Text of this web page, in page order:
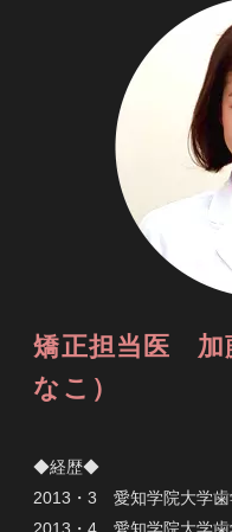
矯正担当医 加
なこ）
◆経歴◆
2013・3 愛知学院大学歯